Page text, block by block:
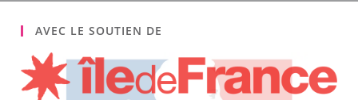
AVEC LE SOUTIEN DE